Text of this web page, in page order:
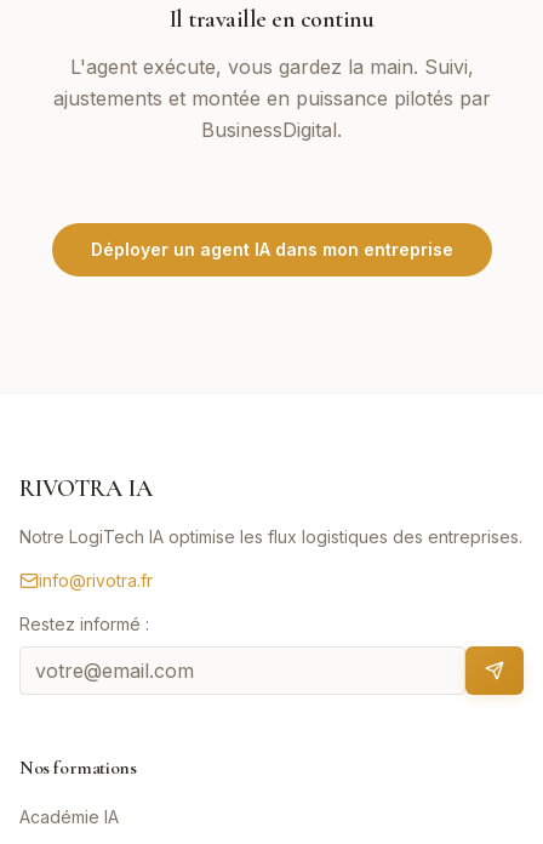
Il travaille en continu
L'agent exécute, vous gardez la main. Suivi,
ajustements et montée en puissance pilotés par
BusinessDigital.
Déployer un agent IA dans mon entreprise
RIVOTRA IA
Notre LogiTech IA optimise les flux logistiques des entreprises.
info@rivotra.fr
Restez informé :
Nos formations
Académie IA